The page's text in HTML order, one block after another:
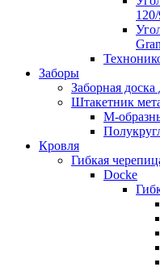
Заборы
Заборная
Штакетник
М-
Кровля
Гибкая
Docke